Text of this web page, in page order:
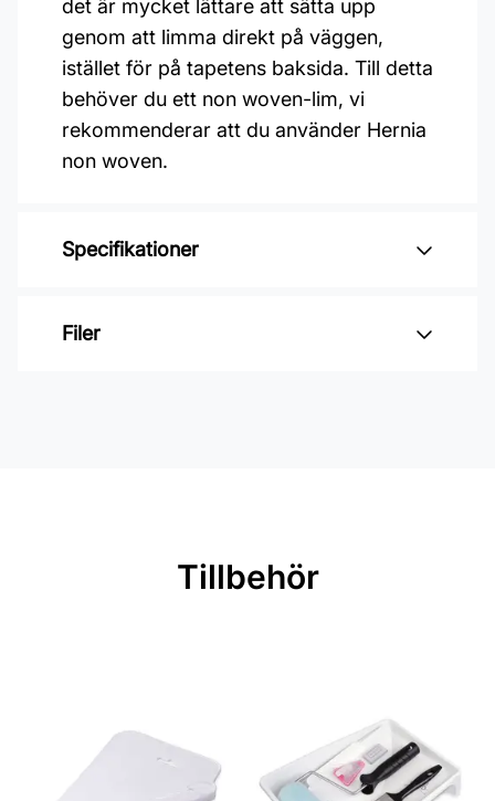
det är mycket lättare att sätta upp
genom att limma direkt på väggen,
istället för på tapetens baksida. Till detta
behöver du ett non woven-lim, vi
rekommenderar att du använder Hernia
non woven.
Specifikationer
Varumärke: Midbec Tapeter
Mönsterrepetition: 64 cm
Applicering av lim: Lim strykes på
väggen
Filer
Tillbehör